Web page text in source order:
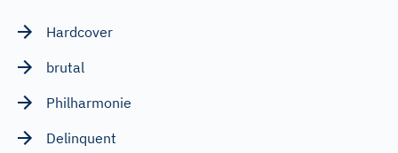
Hardcover
brutal
Philharmonie
Delinquent